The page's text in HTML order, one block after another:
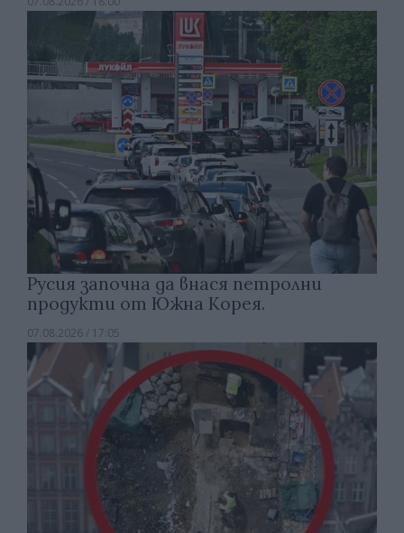
Русия започна да внася петролни
продукти от Южна Корея.
07.08.2026 / 17:05